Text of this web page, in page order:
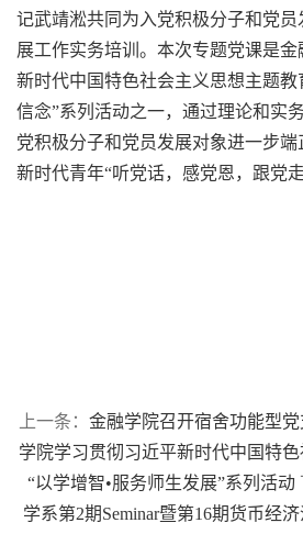
记武靖淞共同为入党积极分子和党
展工作实务培训。本次专题党课是
新时代中国特色社会主义思想主题教
信念”系列活动之一，通过理论和实
党积极分子和党员发展对象进一步
新时代青年“听党话，感党恩，跟党
上一条： 金融学院召开宿舍功能型
学院学习贯彻习近平新时代中国特
“以学增智•服务师生发展”系列活动
学系第2期Seminar暨第16期货币经